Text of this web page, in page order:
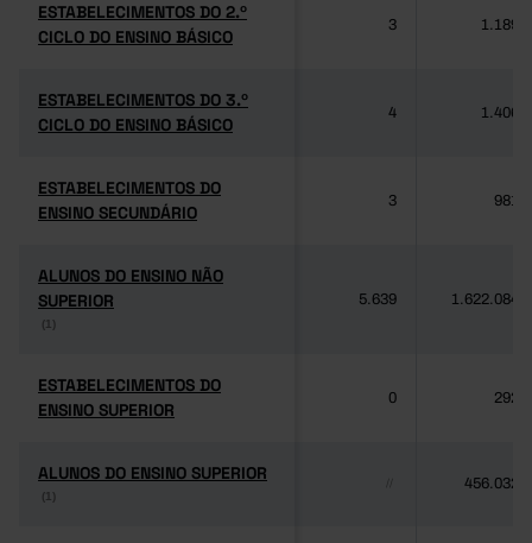
ESTABELECIMENTOS DO 2.º
CICLO DO ENSINO BÁSICO
ESTABELECIMENTOS DO 2.º
CICLO DO ENSINO BÁSICO
3 1.189
ESTABELECIMENTOS DO 3.º
CICLO DO ENSINO BÁSICO
ESTABELECIMENTOS DO 3.º
CICLO DO ENSINO BÁSICO
4 1.406
ESTABELECIMENTOS DO
ENSINO SECUNDÁRIO
ESTABELECIMENTOS DO
ENSINO SECUNDÁRIO
3 981
ALUNOS DO ENSINO NÃO
SUPERIOR
(1)
ALUNOS DO ENSINO NÃO
SUPERIOR
(1)
5.639 1.622.084
ESTABELECIMENTOS DO
ENSINO SUPERIOR
ESTABELECIMENTOS DO
ENSINO SUPERIOR
0 292
ALUNOS DO ENSINO SUPERIOR
(1)
ALUNOS DO ENSINO SUPERIOR
(1)
456.032